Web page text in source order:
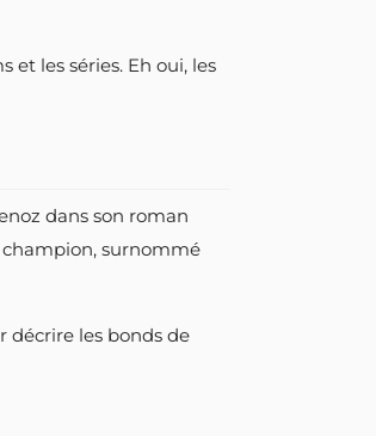
et les séries. Eh oui, les
dans son roman
champion, surnommé
décrire les bonds de